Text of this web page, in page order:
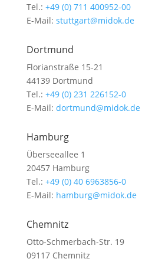
Tel.: +49 (0) 711 400952-00
E-Mail: stuttgart@midok.de
Dortmund
Florianstraße 15-21
44139 Dortmund
Tel.: +49 (0) 231 226152-0
E-Mail: dortmund@midok.de
Hamburg
Überseeallee 1
20457 Hamburg
Tel.: +49 (0) 40 6963856-0
E-Mail: hamburg@midok.de
Chemnitz
Otto-Schmerbach-Str. 19
09117 Chemnitz